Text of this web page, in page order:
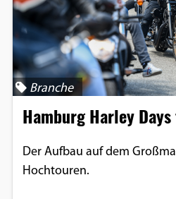
Branche
Hamburg Harley
Der Aufbau auf dem
Hochtouren.